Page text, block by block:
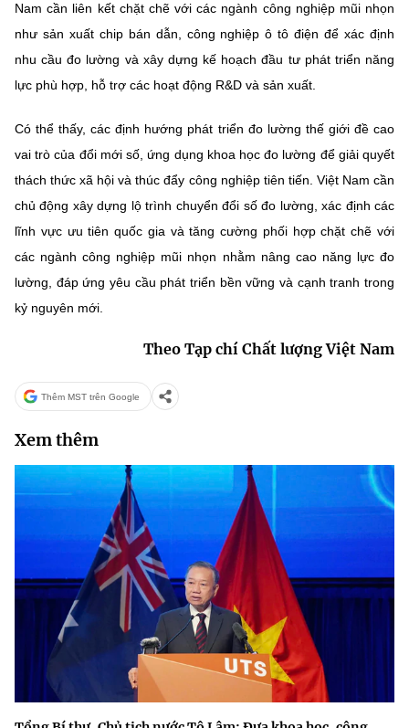
Nam cần liên kết chặt chẽ với các ngành công nghiệp mũi nhọn
như sản xuất chip bán dẫn, công nghiệp ô tô điện để xác định
nhu cầu đo lường và xây dựng kế hoạch đầu tư phát triển năng
lực phù hợp, hỗ trợ các hoạt động R&D và sản xuất.
Có thể thấy, các định hướng phát triển đo lường thế giới đề cao
vai trò của đổi mới số, ứng dụng khoa học đo lường để giải quyết
thách thức xã hội và thúc đẩy công nghiệp tiên tiến. Việt Nam cần
chủ động xây dựng lộ trình chuyển đổi số đo lường, xác định các
lĩnh vực ưu tiên quốc gia và tăng cường phối hợp chặt chẽ với
các ngành công nghiệp mũi nhọn nhằm nâng cao năng lực đo
lường, đáp ứng yêu cầu phát triển bền vững và cạnh tranh trong
kỷ nguyên mới.
Theo Tạp chí Chất lượng Việt Nam
Thêm MST trên Google
Xem thêm